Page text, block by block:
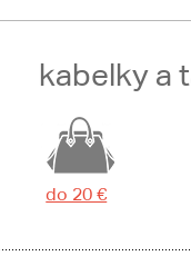
kabelky a
do 20 €